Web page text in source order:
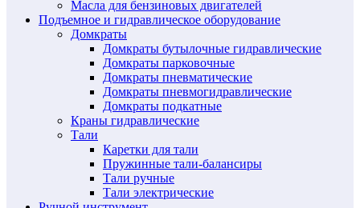
Масла для бензиновых двигателей
Подъемное и гидравлическое оборудование
Домкраты
Домкраты бутылочные гидравлические
Домкраты парковочные
Домкраты пневматические
Домкраты пневмогидравлические
Домкраты подкатные
Краны гидравлические
Тали
Каретки для тали
Пружинные тали-балансиры
Тали ручные
Тали электрические